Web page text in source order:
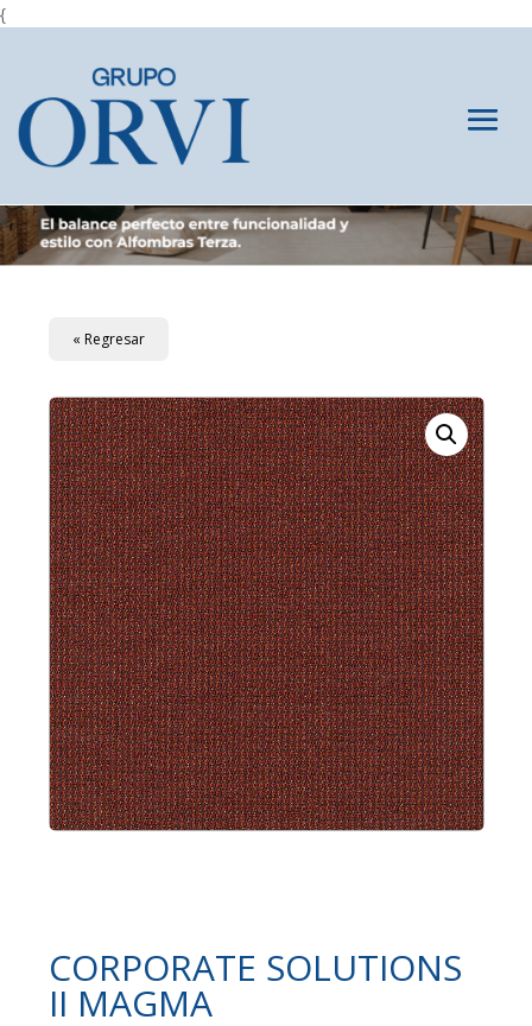
{
« Regresar
CORPORATE SOLUTIONS
II MAGMA